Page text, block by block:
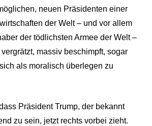
neuen Präsidenten einer
der Welt – und vor allem
der tödlichsten Armee der Welt –
massiv beschimpft, sogar
als moralisch überlegen zu
Präsident Trump, der bekannt
zu sein, jetzt rechts vorbei zieht.